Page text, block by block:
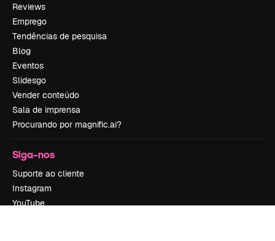
Reviews
Emprego
Tendências de pesquisa
Blog
Eventos
Slidesgo
Vender conteúdo
Sala de imprensa
Procurando por magnific.ai?
Siga-nos
Suporte ao cliente
Instagram
YouTube